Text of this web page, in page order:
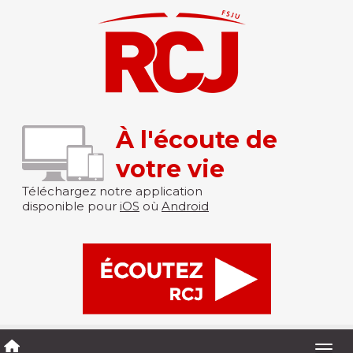
À l'écoute de
votre vie
Téléchargez notre application
disponible pour iOS où Android